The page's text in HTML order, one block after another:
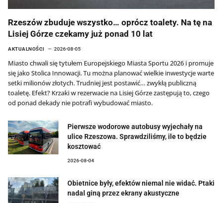
Rzeszów zbuduje wszystko… oprócz toalety. Na tę na
Lisiej Górze czekamy już ponad 10 lat
AKTUALNOŚCI 2026-08-05
Miasto chwali się tytułem Europejskiego Miasta Sportu 2026 i promuje
się jako Stolica Innowacji. Tu można planować wielkie inwestycje warte
setki milionów złotych. Trudniej jest postawić… zwykłą publiczną
toaletę. Efekt? Krzaki w rezerwacie na Lisiej Górze zastępują to, czego
od ponad dekady nie potrafi wybudować miasto.
Pierwsze wodorowe autobusy wyjechały na
ulice Rzeszowa. Sprawdziliśmy, ile to będzie
kosztować
2026-08-04
Obietnice były, efektów niemal nie widać. Ptaki
nadal giną przez ekrany akustyczne